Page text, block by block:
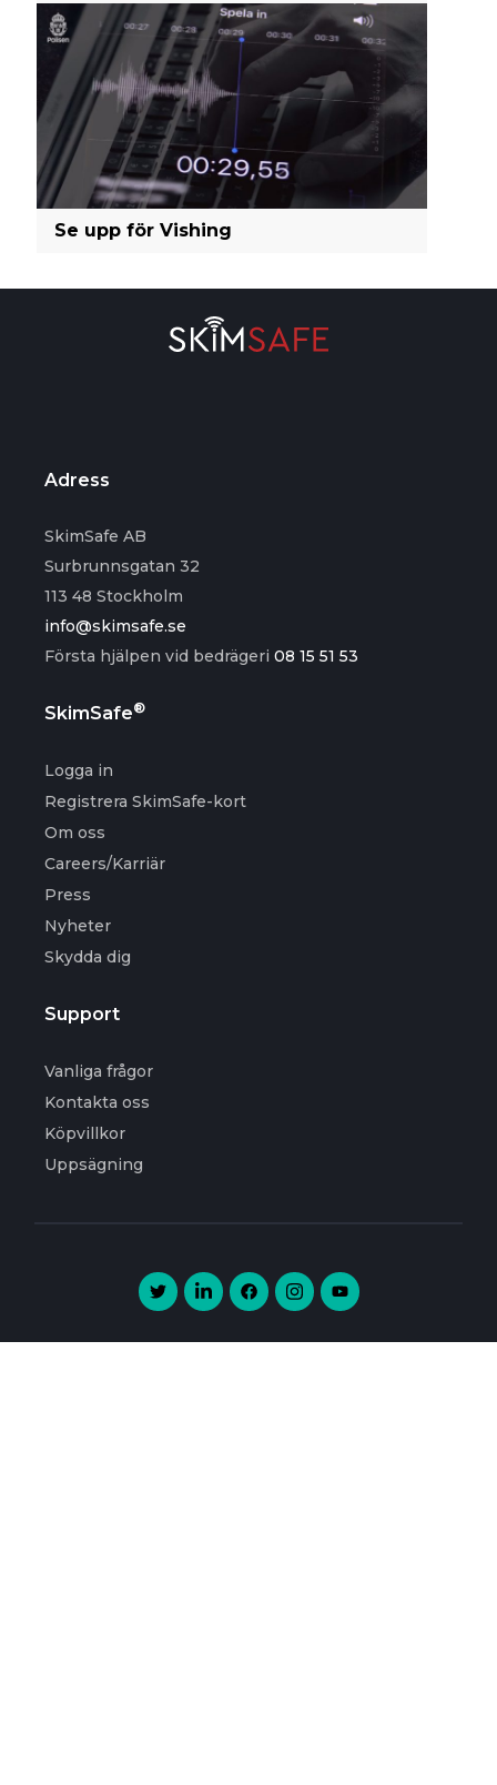
Se upp för Vishing
Adress
SkimSafe AB
Surbrunnsgatan 32
113 48 Stockholm
info@skimsafe.se
Första hjälpen vid bedrägeri 08 15 51 53
SkimSafe®
Logga in
Registrera SkimSafe-kort
Om oss
Careers/Karriär
Press
Nyheter
Skydda dig
Support
Vanliga frågor
Kontakta oss
Köpvillkor
Uppsägning